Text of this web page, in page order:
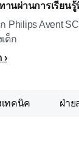
านผ่านการเรียน
Philips Avent
ด็ก
ทคนิค ฝ่า